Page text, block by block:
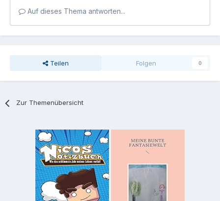
Auf dieses Thema antworten...
Teilen Folgen 0
Zur Themenübersicht